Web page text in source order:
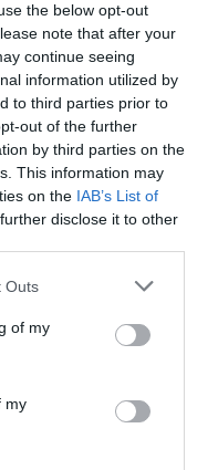
the below opt-out
note that after your
continue seeing
information utilized by
to third parties prior to
out of the further
by third parties on the
This information may
on the IAB’s List of
disclose it to other
Outs
of my
my
neste navegador
da Newsletter MHD